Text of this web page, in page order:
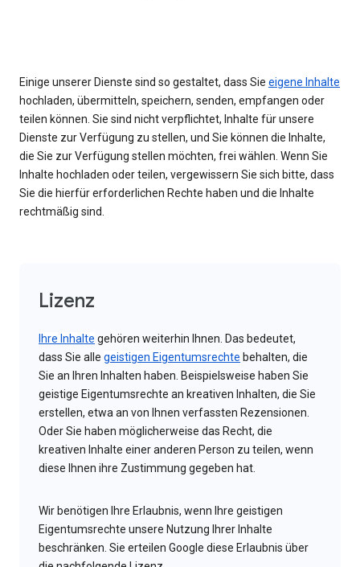
Einige unserer Dienste sind so gestaltet, dass Sie eigene Inhalte
hochladen, übermitteln, speichern, senden, empfangen oder
teilen können. Sie sind nicht verpflichtet, Inhalte für unsere
Dienste zur Verfügung zu stellen, und Sie können die Inhalte,
die Sie zur Verfügung stellen möchten, frei wählen. Wenn Sie
Inhalte hochladen oder teilen, vergewissern Sie sich bitte, dass
Sie die hierfür erforderlichen Rechte haben und die Inhalte
rechtmäßig sind.
Lizenz
Ihre Inhalte gehören weiterhin Ihnen. Das bedeutet,
dass Sie alle geistigen Eigentumsrechte behalten, die
Sie an Ihren Inhalten haben. Beispielsweise haben Sie
geistige Eigentumsrechte an kreativen Inhalten, die Sie
erstellen, etwa an von Ihnen verfassten Rezensionen.
Oder Sie haben möglicherweise das Recht, die
kreativen Inhalte einer anderen Person zu teilen, wenn
diese Ihnen ihre Zustimmung gegeben hat.
Wir benötigen Ihre Erlaubnis, wenn Ihre geistigen
Eigentumsrechte unsere Nutzung Ihrer Inhalte
beschränken. Sie erteilen Google diese Erlaubnis über